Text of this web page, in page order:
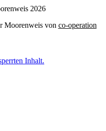
2026
Moorenweis von co-operation
Inhalt.